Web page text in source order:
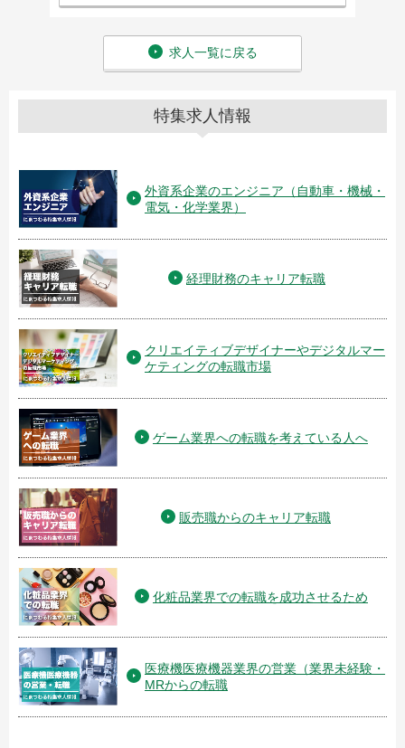
求人一覧に戻る
特集求人情報
外資系企業のエンジニア（自動車・機械・
電気・化学業界）
経理財務のキャリア転職
クリエイティブデザイナーやデジタルマー
ケティングの転職市場
ゲーム業界への転職を考えている人へ
販売職からのキャリア転職
化粧品業界での転職を成功させるため
医療機医療機器業界の営業（業界未経験・
MRからの転職